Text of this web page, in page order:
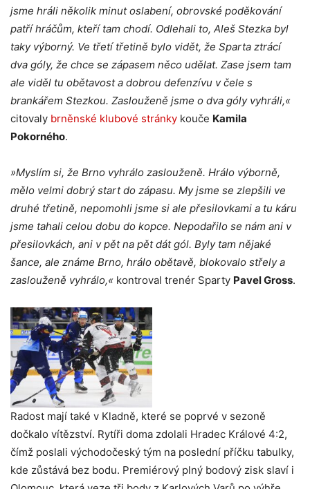
jsme hráli několik minut oslabení, obrovské poděkování
patří hráčům, kteří tam chodí. Odlehali to, Aleš Stezka byl
taky výborný. Ve třetí třetině bylo vidět, že Sparta ztrácí
dva góly, že chce se zápasem něco udělat. Zase jsem tam
ale viděl tu obětavost a dobrou defenzívu v čele s
brankářem Stezkou. Zaslouženě jsme o dva góly vyhráli,«
citovaly brněnské klubové stránky kouče Kamila
Pokorného.
»Myslím si, že Brno vyhrálo zaslouženě. Hrálo výborně,
mělo velmi dobrý start do zápasu. My jsme se zlepšili ve
druhé třetině, nepomohli jsme si ale přesilovkami a tu káru
jsme tahali celou dobu do kopce. Nepodařilo se nám ani v
přesilovkách, ani v pět na pět dát gól. Byly tam nějaké
šance, ale známe Brno, hrálo obětavě, blokovalo střely a
zaslouženě vyhrálo,« kontroval trenér Sparty Pavel Gross.
Radost mají také v Kladně, které se poprvé v sezoně
dočkalo vítězství. Rytíři doma zdolali Hradec Králové 4:2,
čímž poslali východočeský tým na poslední příčku tabulky,
kde zůstává bez bodu. Premiérový plný bodový zisk slaví i